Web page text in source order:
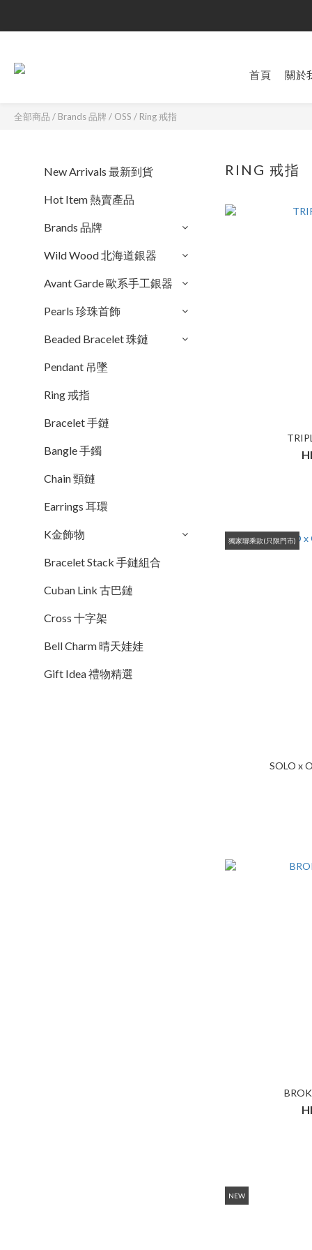
首頁 關於
全部商品 / Brands 品牌 / OSS / Ring 戒指
New Arrivals 最新到貨
Hot Item 熱賣產品
Brands 品牌
Wild Wood 北海道銀器
Avant Garde 歐系手工銀器
Pearls 珍珠首飾
Beaded Bracelet 珠鏈
Pendant 吊墜
Ring 戒指
Bracelet 手鏈
Bangle 手鐲
Chain 頸鏈
Earrings 耳環
K金飾物
Bracelet Stack 手鏈組合
Cuban Link 古巴鏈
Cross 十字架
Bell Charm 晴天娃娃
Gift Idea 禮物精選
RING 戒指
獨家聯乘款(只限門市)
SOLO x
NEW